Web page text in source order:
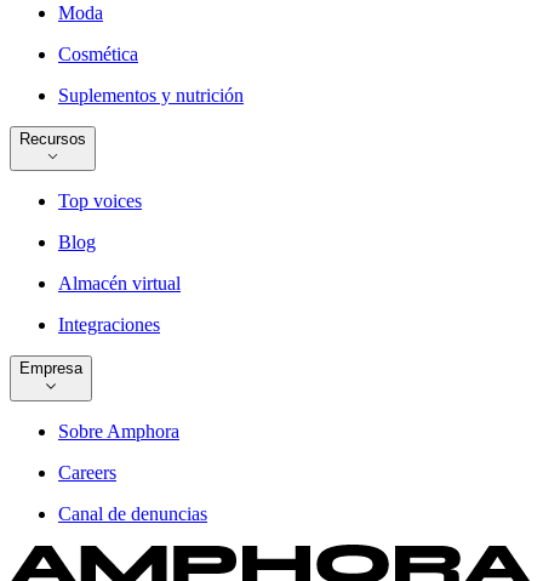
Moda
Cosmética
Suplementos y nutrición
Recursos
Top voices
Blog
Almacén virtual
Integraciones
Empresa
Sobre Amphora
Careers
Canal de denuncias